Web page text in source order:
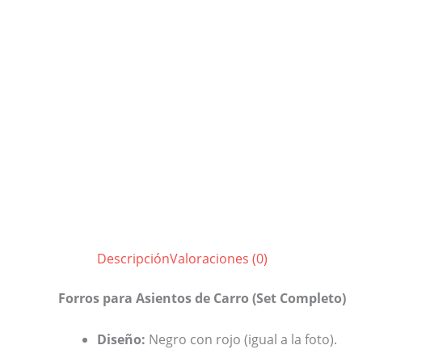
DescripciónValoraciones (0)
Forros para Asientos de Carro (Set Completo)
Diseño: Negro con rojo (igual a la foto).